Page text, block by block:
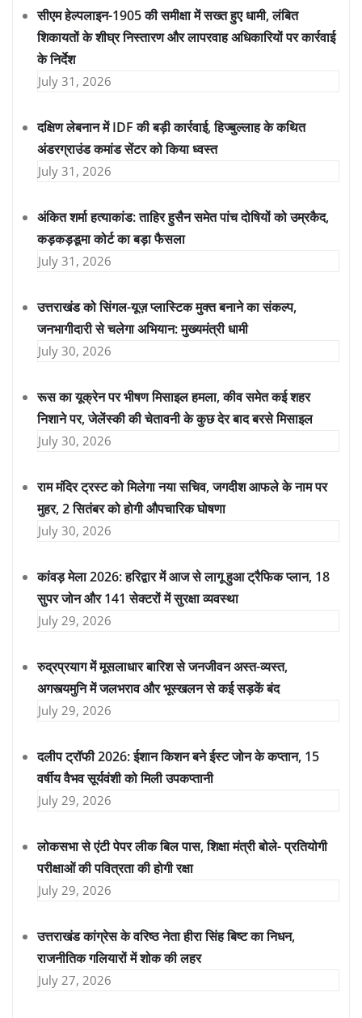
सीएम हेल्पलाइन-1905 की समीक्षा में सख्त हुए धामी, लंबित
शिकायतों के शीघ्र निस्तारण और लापरवाह अधिकारियों पर कार्रवाई
के निर्देश
July 31, 2026
दक्षिण लेबनान में IDF की बड़ी कार्रवाई, हिज्बुल्लाह के कथित
अंडरग्राउंड कमांड सेंटर को किया ध्वस्त
July 31, 2026
अंकित शर्मा हत्याकांड: ताहिर हुसैन समेत पांच दोषियों को उम्रकैद,
कड़कड़डूमा कोर्ट का बड़ा फैसला
July 31, 2026
उत्तराखंड को सिंगल-यूज़ प्लास्टिक मुक्त बनाने का संकल्प,
जनभागीदारी से चलेगा अभियान: मुख्यमंत्री धामी
July 30, 2026
रूस का यूक्रेन पर भीषण मिसाइल हमला, कीव समेत कई शहर
निशाने पर, जेलेंस्की की चेतावनी के कुछ देर बाद बरसे मिसाइल
July 30, 2026
राम मंदिर ट्रस्ट को मिलेगा नया सचिव, जगदीश आफले के नाम पर
मुहर, 2 सितंबर को होगी औपचारिक घोषणा
July 30, 2026
कांवड़ मेला 2026: हरिद्वार में आज से लागू हुआ ट्रैफिक प्लान, 18
सुपर जोन और 141 सेक्टरों में सुरक्षा व्यवस्था
July 29, 2026
रुद्रप्रयाग में मूसलाधार बारिश से जनजीवन अस्त-व्यस्त,
अगस्त्यमुनि में जलभराव और भूस्खलन से कई सड़कें बंद
July 29, 2026
दलीप ट्रॉफी 2026: ईशान किशन बने ईस्ट जोन के कप्तान, 15
वर्षीय वैभव सूर्यवंशी को मिली उपकप्तानी
July 29, 2026
लोकसभा से एंटी पेपर लीक बिल पास, शिक्षा मंत्री बोले- प्रतियोगी
परीक्षाओं की पवित्रता की होगी रक्षा
July 29, 2026
उत्तराखंड कांग्रेस के वरिष्ठ नेता हीरा सिंह बिष्ट का निधन,
राजनीतिक गलियारों में शोक की लहर
July 27, 2026